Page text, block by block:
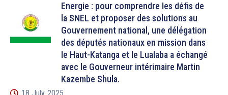
Énergie : pour comprendre les défis de
la SNEL et proposer des solutions au
Gouvernement national, une délégation
des députés nationaux en mission dans
le Haut-Katanga et le Lualaba a échangé
avec le Gouverneur intérimaire Martin
Kazembe Shula.